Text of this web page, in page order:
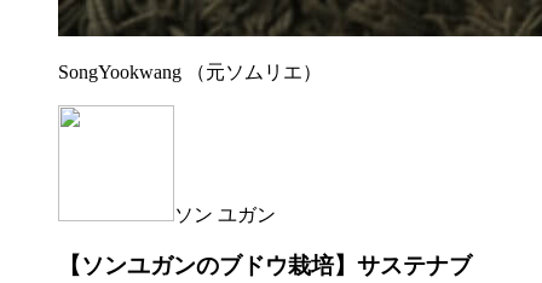
SongYookwang （元ソムリエ）
ソン ユガン
【ソンユガンのブドウ栽培】サステナブ